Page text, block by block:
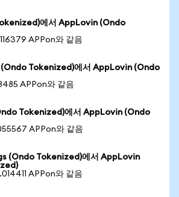
에서 AppLovin (Ondo
APPon와 같음
Tokenized)에서 AppLovin (Ondo
APPon와 같음
Tokenized)에서 AppLovin (Ondo
APPon와 같음
(Ondo Tokenized)에서 AppLovin
APPon와 같음